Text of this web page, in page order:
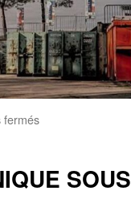
ferméssur
LA